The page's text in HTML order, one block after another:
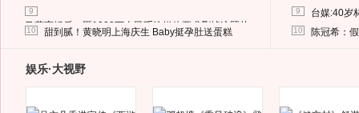
9
马蓉离婚后，砸1000万人民币给媒体要求删掉这照片
10 甜到腻！黄晓明上海庆生 Baby挺孕肚送蛋糕
9 台媒:40岁
10 陈冠希：
娱乐·大视野